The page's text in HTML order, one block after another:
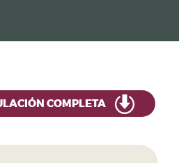
COMPLETA